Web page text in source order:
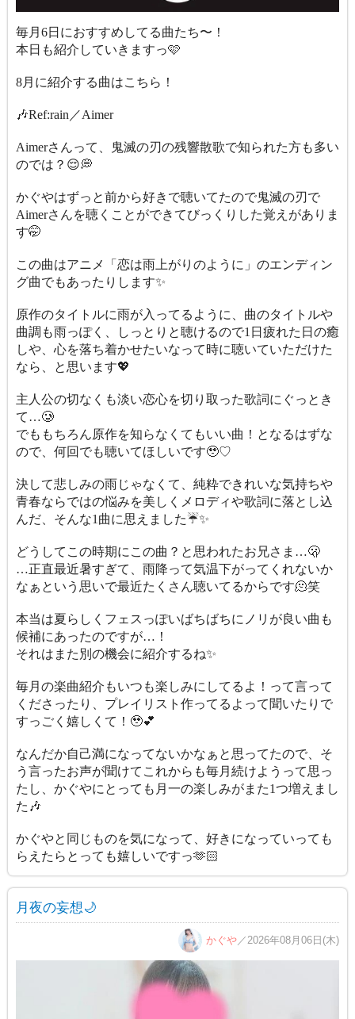
毎月6日におすすめしてる曲たち〜！
本日も紹介していきますっ🩷
8月に紹介する曲はこちら！
🎶Ref:rain／Aimer
Aimerさんって、鬼滅の刃の残響散歌で知られた方も多い
のでは？😌💭
かぐやはずっと前から好きで聴いてたので鬼滅の刃で
Aimerさんを聴くことができてびっくりした覚えがありま
す🤭
この曲はアニメ「恋は雨上がりのように」のエンディン
グ曲でもあったりします✨
原作のタイトルに雨が入ってるように、曲のタイトルや
曲調も雨っぽく、しっとりと聴けるので1日疲れた日の癒
しや、心を落ち着かせたいなって時に聴いていただけた
なら、と思います💖
主人公の切なくも淡い恋心を切り取った歌詞にぐっとき
て…🥲
でももちろん原作を知らなくてもいい曲！となるはずな
ので、何回でも聴いてほしいです🥹♡
決して悲しみの雨じゃなくて、純粋できれいな気持ちや
青春ならではの悩みを美しくメロディや歌詞に落とし込
んだ、そんな1曲に思えました☔️✨
どうしてこの時期にこの曲？と思われたお兄さま…🫢
…正直最近暑すぎて、雨降って気温下がってくれないか
なぁという思いで最近たくさん聴いてるからです🫠笑
本当は夏らしくフェスっぽいばちばちにノリが良い曲も
候補にあったのですが…！
それはまた別の機会に紹介するね✨
毎月の楽曲紹介もいつも楽しみにしてるよ！って言って
くださったり、プレイリスト作ってるよって聞いたりで
すっごく嬉しくて！🥹💕
なんだか自己満になってないかなぁと思ってたので、そ
う言ったお声が聞けてこれからも毎月続けようって思っ
たし、かぐやにとっても月一の楽しみがまた1つ増えまし
た🎶
かぐやと同じものを気になって、好きになっていっても
らえたらとっても嬉しいですっ🫶🏻
月夜の妄想🌙
かぐや ／2026年08月06日(木)